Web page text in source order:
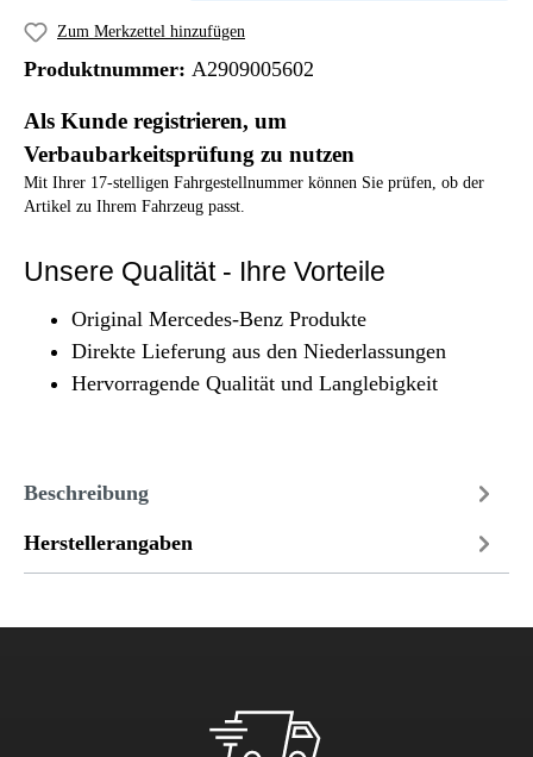
Zum Merkzettel hinzufügen
Produktnummer: A2909005602
Als Kunde registrieren, um
Verbaubarkeitsprüfung zu nutzen
Mit Ihrer 17-stelligen Fahrgestellnummer können Sie prüfen, ob der
Artikel zu Ihrem Fahrzeug passt.
Unsere Qualität - Ihre Vorteile
Original Mercedes-Benz Produkte
Direkte Lieferung aus den Niederlassungen
Hervorragende Qualität und Langlebigkeit
Beschreibung
Herstellerangaben